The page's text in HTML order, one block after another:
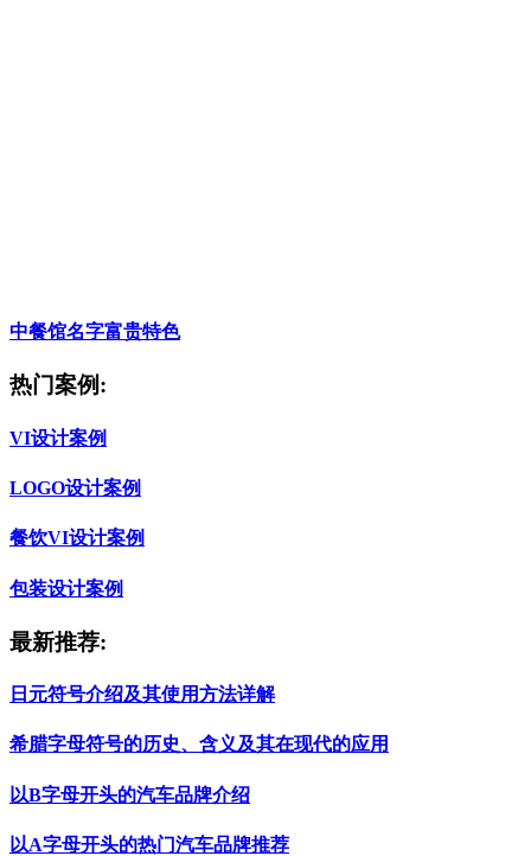
中餐馆名字富贵特色
热门案例:
VI设计案例
LOGO设计案例
餐饮VI设计案例
包装设计案例
最新推荐:
日元符号介绍及其使用方法详解
希腊字母符号的历史、含义及其在现代的应用
以B字母开头的汽车品牌介绍
以A字母开头的热门汽车品牌推荐